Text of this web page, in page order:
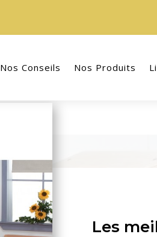
Nos Conseils Nos Produits
Les